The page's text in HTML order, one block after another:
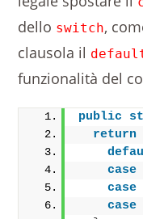
dello switch,
clausola il
funzionalità del
public
return
case
case
case